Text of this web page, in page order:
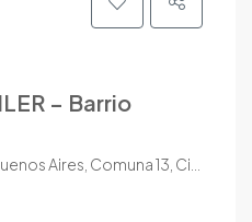
– Barrio
Autónoma de Buenos Aires, C1428CTF, Argentina